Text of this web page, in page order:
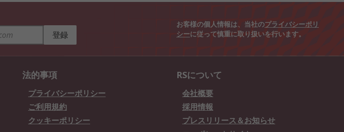
登録
お客様の個人情報は、当社のプライバシーポリ
シーに従って慎重に取り扱いを行います。
法的事項
プライバシーポリシー
ご利用規約
クッキーポリシー
RSについて
会社概要
採用情報
プレスリリース＆お知らせ